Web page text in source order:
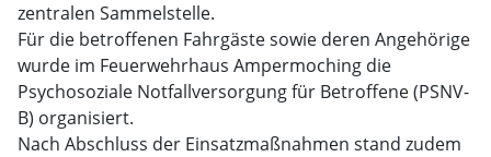
zentralen Sammelstelle.
Für die betroffenen Fahrgäste sowie deren Angehörige
wurde im Feuerwehrhaus Ampermoching die
Psychosoziale Notfallversorgung für Betroffene (PSNV-
B) organisiert.
Nach Abschluss der Einsatzmaßnahmen stand zudem